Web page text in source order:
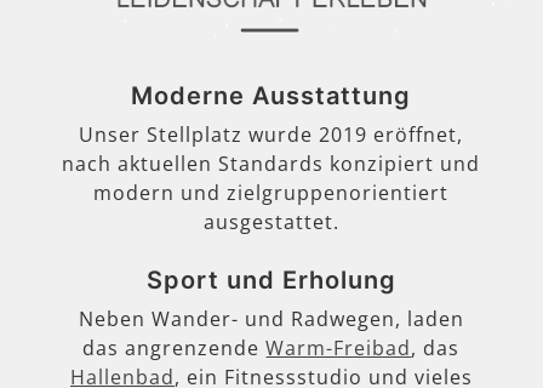
Moderne Ausstattung
Unser Stellplatz wurde 2019 eröffnet,
nach aktuellen Standards konzipiert und
modern und zielgruppenorientiert
ausgestattet.
Sport und Erholung
Neben Wander- und Radwegen, laden
das angrenzendeWarm-Freibad, das
Hallenbad, ein Fitnessstudio und vieles